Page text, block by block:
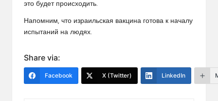
это будет происходить.
Напомним, что израильская вакцина готова к началу
испытаний на людях.
Share via:
Facebook X (Twitter) LinkedIn